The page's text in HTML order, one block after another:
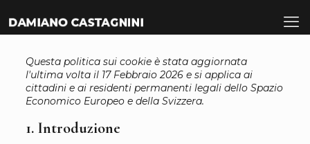
Questa politica sui cookie è stata aggiornata
l'ultima volta il 17 Febbraio 2026 e si applica ai
cittadini e ai residenti permanenti legali dello Spazio
Economico Europeo e della Svizzera.
1. Introduzione